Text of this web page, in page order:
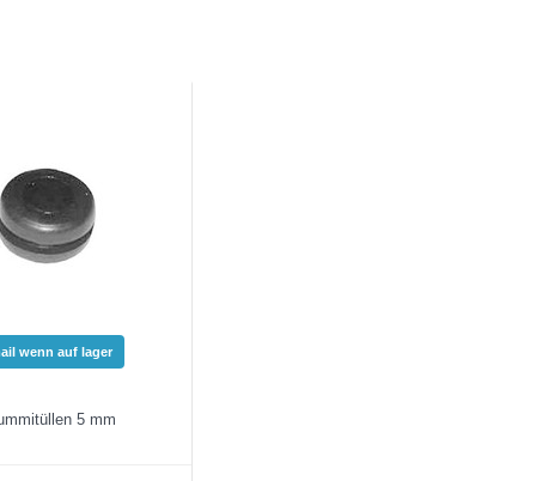
wenn auf lager
5 mm